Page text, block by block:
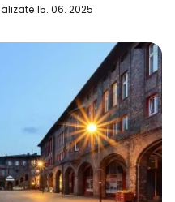
15. 06. 2025
e-mailul